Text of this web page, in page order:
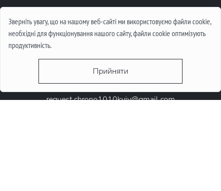
Зверніть увагу, що на нашому веб-сайті ми використовуємо файли cookie,
необхідні для функціонування нашого сайту, файли cookie оптимізують
продуктивність.
Прийняти
request.chrono1010kyiv@gmail.com
Написати повідомлення